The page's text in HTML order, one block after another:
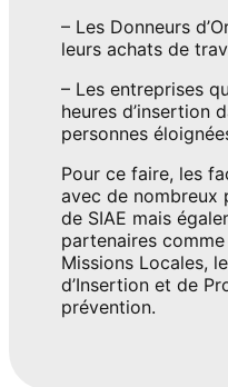
– Les Donneurs
leurs achats de
– Les entreprises
heures d’insertion
personnes
Pour ce faire, les
avec de nombreux
de SIAE mais
partenaires
Missions Locales,
d’Insertion et de
prévention.